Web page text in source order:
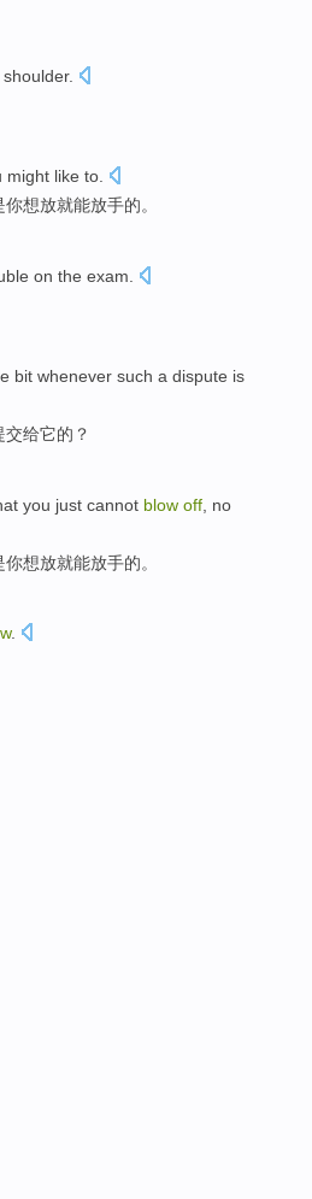
shoulder.
might like to.
你想放就能放手的。
on the exam
bit whenever such a dispute is
交给它的？
you just cannot blow off no
你想放就能放手的。
.